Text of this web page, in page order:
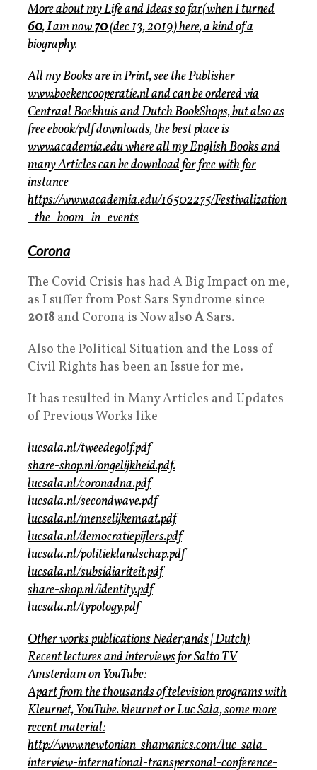
More about my Life and Ideas so far(when I turned
60,Iam now70(dec 13, 2019)here, a kind of a
biography.
All my Books are in Print, see the Publisher
www.boekencooperatie.nland can be ordered via
Centraal Boekhuis and Dutch BookShops, but also as
free ebook/pdf downloads, the best place is
www.academia.eduwhere all my English Books and
many Articles can be download for free with for
instance
https://www.academia.edu/16502275/Festivalization
_the_boom_in_events
Corona
The Covid Crisis has had A Big Impact on me,
as I suffer from Post Sars Syndrome since
2018 and Corona is Now also A Sars.
Also the Political Situation and the Loss of
Civil Rights has been an Issue for me.
It has resulted in Many Articles and Updates
of Previous Works like
lucsala.nl/tweedegolf.pdf
share-shop.nl/ongelijkheid.pdf.
lucsala.nl/coronadna.pdf
lucsala.nl/secondwave.pdf
lucsala.nl/menselijkemaat.pdf
lucsala.nl/democratiepijlers.pdf
lucsala.nl/politieklandschap.pdf
lucsala.nl/subsidiariteit.pdf
share-shop.nl/identity.pdf
lucsala.nl/typology.pdf
Other works publications Neder;ands | Dutch)
Recent lectures and interviews for Salto TV
Amsterdam on YouTube:
Apart from the thousands of television programs with
Kleurnet, YouTube. kleurnet or Luc Sala, some more
recent material:
http://www.newtonian-shamanics.com/luc-sala-
interview-international-transpersonal-conference-